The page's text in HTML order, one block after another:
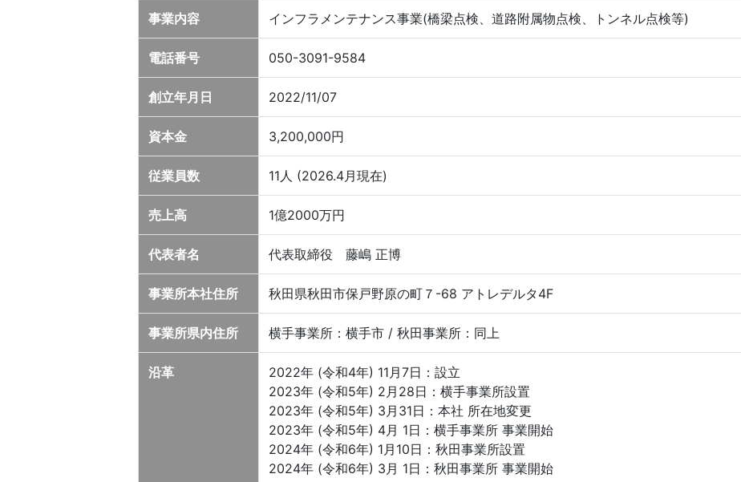
事業内容 インフラメンテナンス事業(橋梁点検、道路附属物点検、トンネル点検等)
電話番号 050-3091-9584
創立年月日 2022/11/07
資本金 3,200,000円
従業員数 11人 (2026.4月現在)
売上高 1億2000万円
代表者名 代表取締役 藤嶋 正博
事業所本社住所 秋田県秋田市保戸野原の町７-68 アトレデルタ4F
事業所県内住所 横手事業所：横手市 / 秋田事業所：同上
沿革
2022年 (令和4年) 11月7日：設立
2023年 (令和5年) 2月28日：横手事業所設置
2023年 (令和5年) 3月31日：本社 所在地変更
2023年 (令和5年) 4月 1日：横手事業所 事業開始
2024年 (令和6年) 1月10日：秋田事業所設置
2024年 (令和6年) 3月 1日：秋田事業所 事業開始